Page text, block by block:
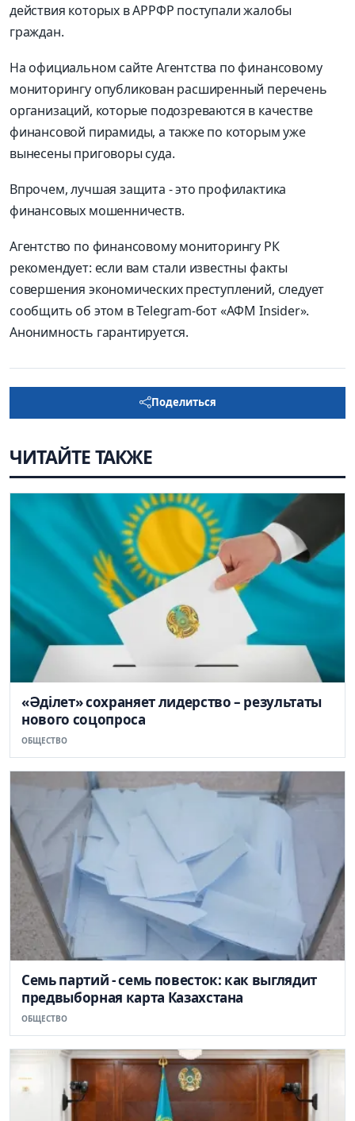
действия которых в АРРФР поступали жалобы
граждан.
На официальном сайте Агентства по финансовому
мониторингу опубликован расширенный перечень
организаций, которые подозреваются в качестве
финансовой пирамиды, а также по которым уже
вынесены приговоры суда.
Впрочем, лучшая защита - это профилактика
финансовых мошенничеств.
Агентство по финансовому мониторингу РК
рекомендует: если вам стали известны факты
совершения экономических преступлений, следует
сообщить об этом в Telegram-бот «АФМ Insider».
Анонимность гарантируется.
Поделиться
ЧИТАЙТЕ ТАКЖЕ
«Әділет» сохраняет лидерство – результаты
нового соцопроса
ОБЩЕСТВО
Семь партий - семь повесток: как выглядит
предвыборная карта Казахстана
ОБЩЕСТВО